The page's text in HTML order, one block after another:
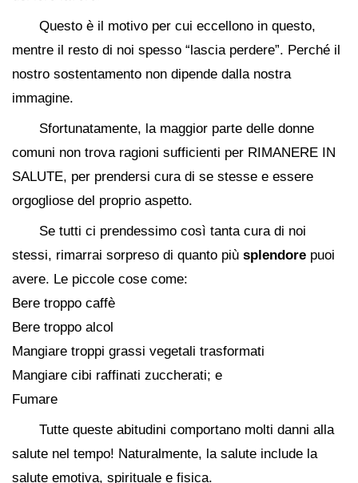
Questo è il motivo per cui eccellono in questo,
mentre il resto di noi spesso “lascia perdere”. Perché il
nostro sostentamento non dipende dalla nostra
immagine.
Sfortunatamente, la maggior parte delle donne
comuni non trova ragioni sufficienti per RIMANERE IN
SALUTE, per prendersi cura di se stesse e essere
orgogliose del proprio aspetto.
Se tutti ci prendessimo così tanta cura di noi
stessi, rimarrai sorpreso di quanto più splendore puoi
avere. Le piccole cose come:
Bere troppo caffè
Bere troppo alcol
Mangiare troppi grassi vegetali trasformati
Mangiare cibi raffinati zuccherati; e
Fumare
Tutte queste abitudini comportano molti danni alla
salute nel tempo! Naturalmente, la salute include la
salute emotiva, spirituale e fisica.